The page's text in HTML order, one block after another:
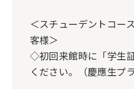
＜スチューデントコー
客様＞
◇初回来館時に「学生
ください。（慶應生プ
it
may
not